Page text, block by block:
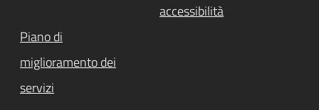
accessibilità
Piano di
miglioramento dei
servizi